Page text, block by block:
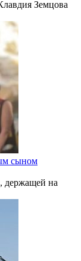
Земцова
сыном
держащей на